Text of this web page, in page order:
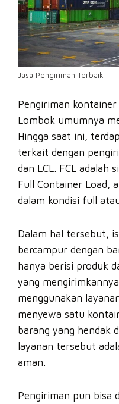
Jasa Pengiriman Terbaik
Pengiriman
Lombok umumnya
Hingga saat ini,
terkait dengan
dan LCL. FCL adalah
Full Container Load,
dalam kondisi full
Dalam hal tersebut,
bercampur dengan
hanya berisi produk
yang
menggunakan
menyewa satu
barang yang hendak
layanan tersebut
aman.
Pengiriman pun bisa